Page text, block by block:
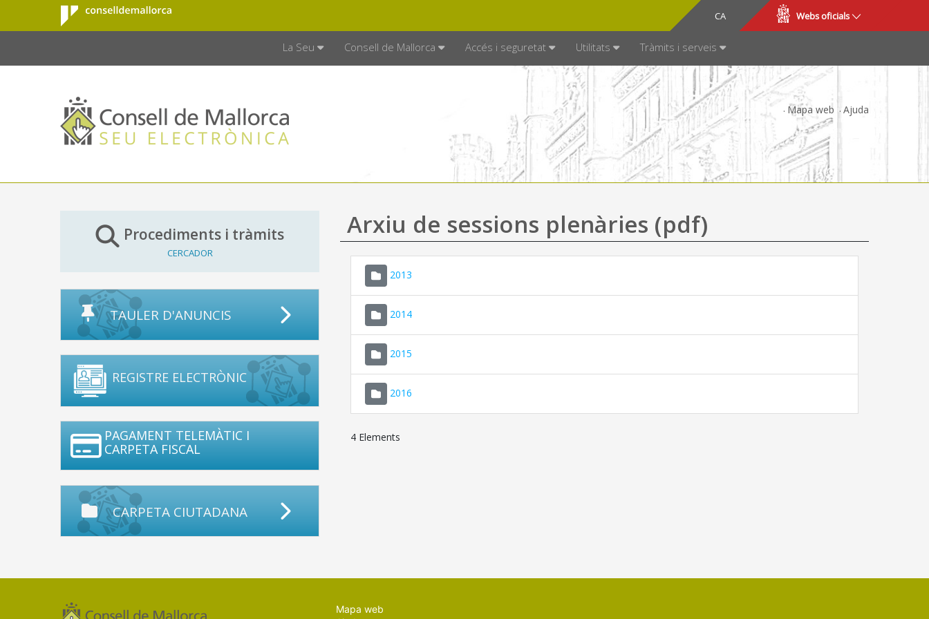
Salta al contingut principal
Consell de
Mallorca
CA
ES Webs oficials
La Seu Consell de Mallorca Accés i seguretat Utilitats Tràmits i serveis
Mapa web Ajuda
Procediments i tràmits
CERCADOR
TAULER D'ANUNCIS
REGISTRE ELECTRÒNIC
PAGAMENT TELEMÀTIC I
CARPETA FISCAL
CARPETA CIUTADANA
Arxiu de sessions plenàries (pdf)
2013
2014
2015
2016
4 Elements
Mapa web